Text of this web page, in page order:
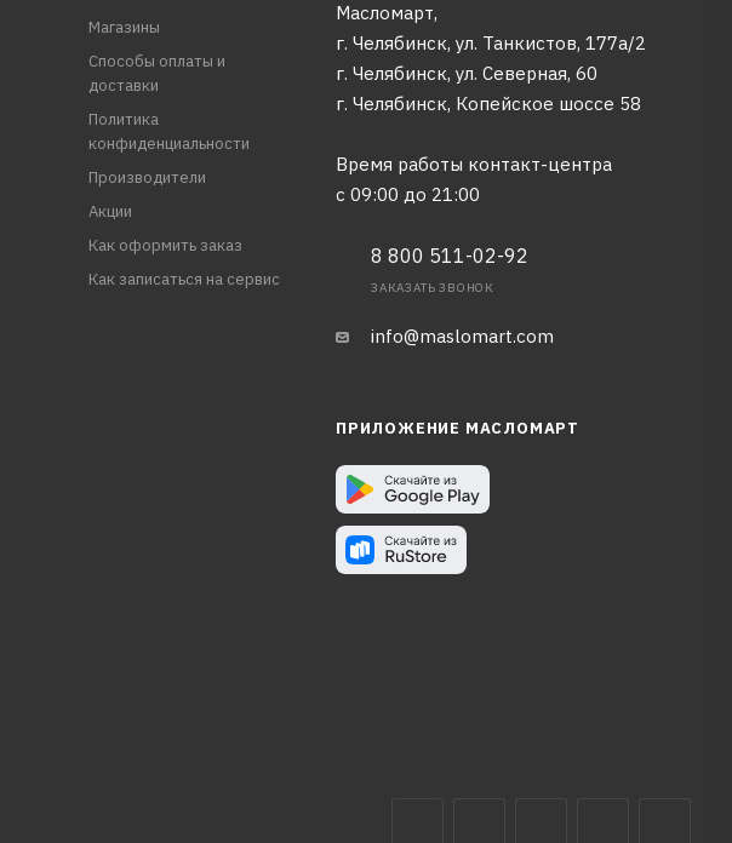
Магазины
Способы оплаты и
доставки
Политика
конфиденциальности
Производители
Акции
Как оформить заказ
Как записаться на сервис
Масломарт,
г. Челябинск, ул. Танкистов, 177а/2
г. Челябинск, ул. Северная, 60
г. Челябинск, Копейское шоссе 58
Время работы контакт-центра
с 09:00 до 21:00
8 800 511-02-92
ЗАКАЗАТЬ ЗВОНОК
info@maslomart.com
ПРИЛОЖЕНИЕ МАСЛОМАРТ